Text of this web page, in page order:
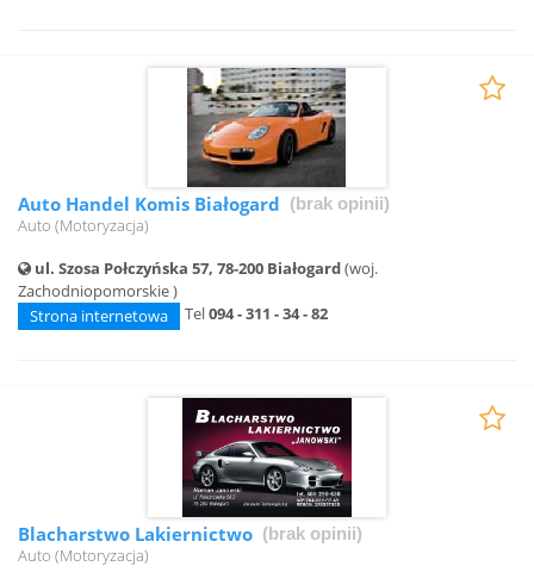
Auto Handel Komis Białogard (brak opinii)
Auto (Motoryzacja)
ul. Szosa Połczyńska 57, 78-200 Białogard(woj.
Zachodniopomorskie )
Strona internetowa
Tel094 - 311 - 34 - 82
Blacharstwo Lakiernictwo (brak opinii)
Auto (Motoryzacja)